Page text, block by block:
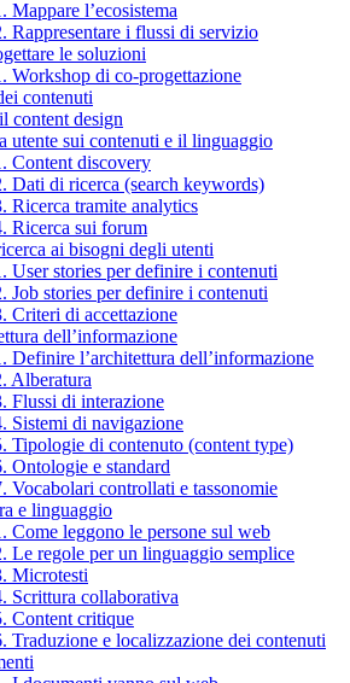
Mappare l’ecosistema
Rappresentare i flussi di servizio
le soluzioni
Workshop di co-progettazione
contenuti
content design
utente sui contenuti e il linguaggio
Content discovery
Dati di ricerca (search keywords)
Ricerca tramite analytics
Ricerca sui forum
ai bisogni degli utenti
User stories per definire i contenuti
Job stories per definire i contenuti
Criteri di accettazione
dell’informazione
Definire l’architettura dell’informazione
Alberatura
Flussi di interazione
Sistemi di navigazione
Tipologie di contenuto (content type)
Ontologie e standard
Vocabolari controllati e tassonomie
e linguaggio
Come leggono le persone sul web
Le regole per un linguaggio semplice
Microtesti
Scrittura collaborativa
Content critique
Traduzione e localizzazione dei contenuti